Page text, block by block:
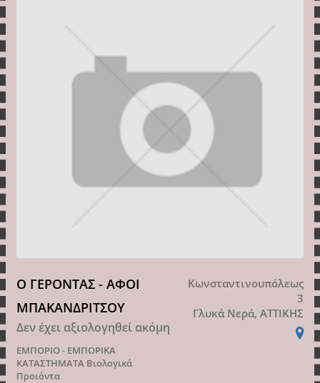
Ο ΓΕΡΟΝΤΑΣ - ΑΦΟΙ
ΜΠΑΚΑΝΔΡΙΤΣΟΥ
Δεν έχει αξιολογηθεί ακόμη
ΕΜΠΟΡΙΟ - ΕΜΠΟΡΙΚΑ
ΚΑΤΑΣΤΗΜΑΤΑ Βιολογικά
Προιόντα
Κωνσταντινουπόλεως
3
Γλυκά Νερά, ΑΤΤΙΚΗΣ